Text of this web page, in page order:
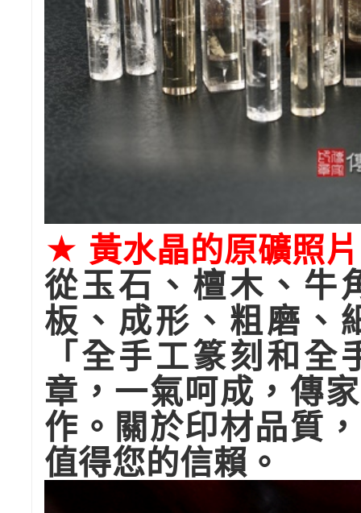
★ 黃水晶的原礦照
從玉石、檀木、牛
板、成形、粗磨、
「全手工篆刻和
章，一氣呵成，傳
作。關於印材品質
值得您的信賴。